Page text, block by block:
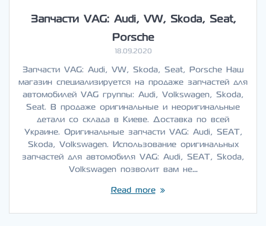
Запчасти VAG: Audi, VW, Skoda, Seat,
Porsche
18.09.2020
Запчасти VAG: Audi, VW, Skoda, Seat, Porsche Наш
магазин специализируется на продаже запчастей для
автомобилей VAG группы: Audi, Volkswagen, Skoda,
Seat. В продаже оригинальные и неоригинальные
детали со склада в Киеве. Доставка по всей
Украине. Оригинальные запчасти VAG: Audi, SEAT,
Skoda, Volkswagen. Использование оригинальных
запчастей для автомобиля VAG: Audi, SEAT, Skoda,
Volkswagen позволит вам не…
Read more